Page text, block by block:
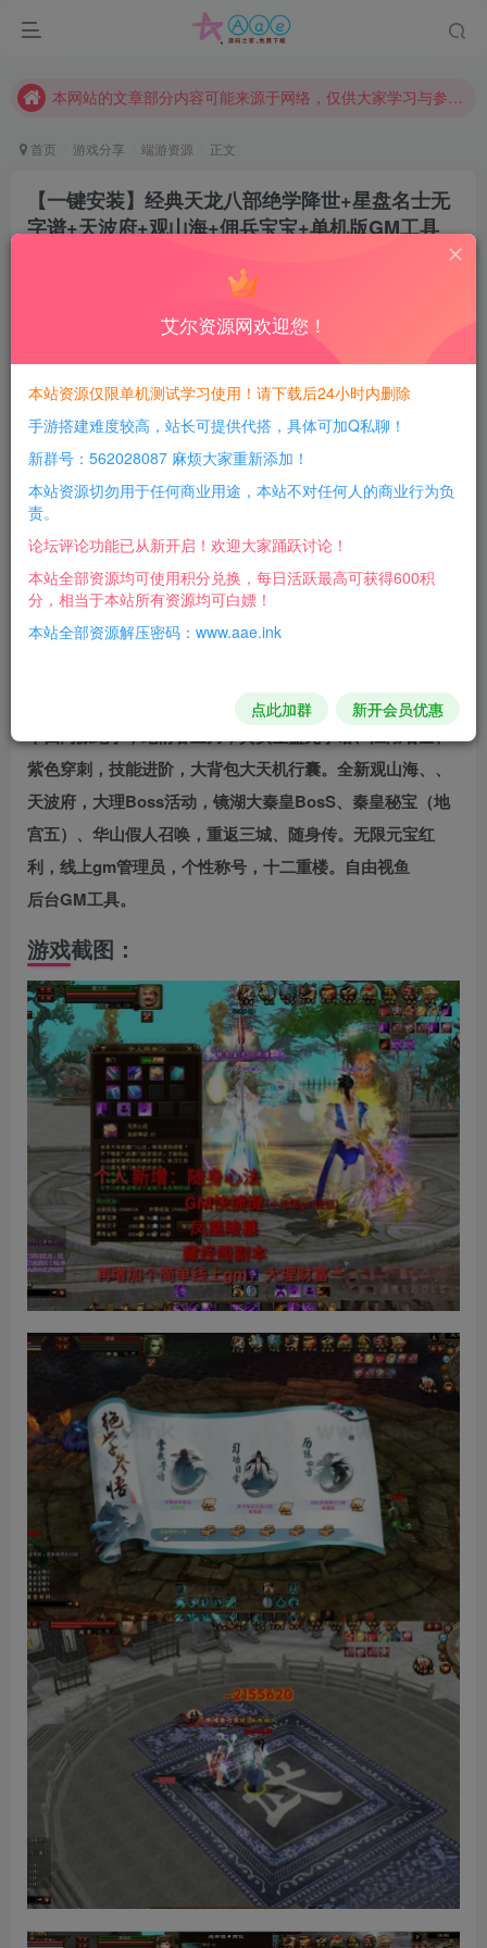
请勿相信任何评论区广告！以免上当受骗！
本站评论功能已从新开启！欢迎大家踊跃讨论！（用户每日活跃可得积分数量增加至600，加速获得更多免费资源！）
现在赞助会员享受专属折扣，详情点击此条公告。
首页 游戏分享 端游资源 正文
【一键安装】经典天龙八部绝学降世+星盘名士无
字谱+天波府+观山海+佣兵宝宝+单机版GM工具
150
每日活跃最高可获得600积分！所有资源可以使用
积分免费兑换！
游戏介绍：
端】
支持系统：Win7 Win10 Win11 64位
支持网络：离线断网本地纯单机
配套教程：视频语音安装教程
虚拟机只需要启动数据，游戏在桌面运行。流畅不卡
十四门派绝学，绝情谷三刀，真实星盘无字谱、江湖名士、
紫色穿刺，技能进阶，大背包大天机行囊。全新观山海、、
天波府，大理Boss活动，镜湖大秦皇BosS、秦皇秘宝（地
宫五）、华山假人召唤，重返三城、随身传。无限元宝红
利，线上gm管理员，个性称号，十二重楼。自由视鱼
后台GM工具。
游戏截图：
艾尔资源网欢迎您！
本站资源仅限单机测试学习使用！请下载后24小时内删除
手游搭建难度较高，站长可提供代搭，具体可加Q私聊！
新群号：562028087 麻烦大家重新添加！
本站资源切勿用于任何商业用途，本站不对任何人的商业行为负
责。
论坛评论功能已从新开启！欢迎大家踊跃讨论！
本站全部资源均可使用积分兑换，每日活跃最高可获得600积
分，相当于本站所有资源均可白嫖！
本站全部资源解压密码：www.aae.ink
点此加群 新开会员优惠